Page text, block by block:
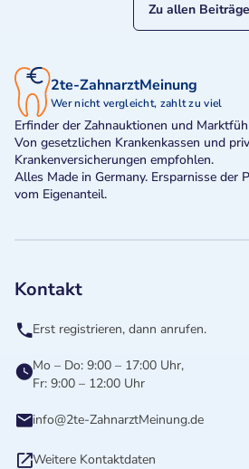
Zu allen
2te-ZahnarztMeinung
Wer nicht vergleicht, zahlt zu viel
Erfinder der Zahnauktionen und
Von gesetzlichen Krankenkassen und
Krankenversicherungen empfohlen.
Alles Made in Germany. Ersparnisse der
vom Eigenanteil.
Kontakt
Erst registrieren, dann anrufen.
Mo – Do: 9:00 – 17:00 Uhr,
Fr: 9:00 – 12:00 Uhr
info@2te-ZahnarztMeinung.de
Weitere Kontaktdaten